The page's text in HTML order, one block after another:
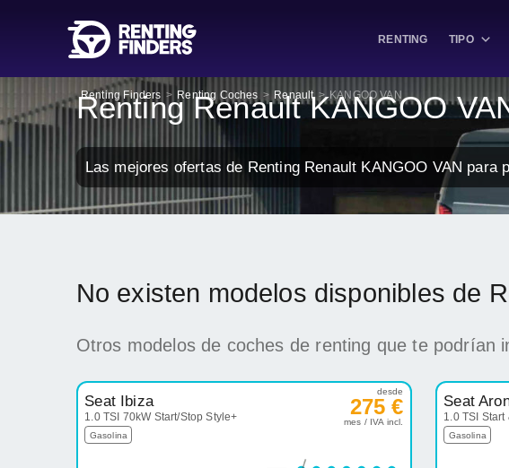
RENTING TIPO
Renting Finders > Renting Coches > Renault > KANGOO VAN
Renting Renault KANGOO
Las mejores ofertas de Renting Renault KANGOO VAN
No existen modelos disponibles de
Otros modelos de coches de renting que te podrían
Seat Ibiza
1.0 TSI 70kW Start/Stop Style+
Gasolina
desde
275 €
mes / IVA incl.
Seat
1.0 TSI Start
Gasolina